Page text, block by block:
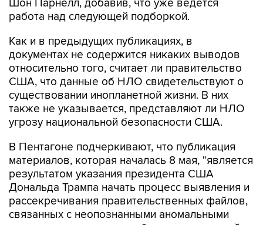
Как и в предыдущих публикациях, в
относительно того, считает ли правительство
США, что данные об НЛО свидетельствуют о
существовании инопланетной жизни. В них
также не указывается, представляют ли НЛО
угрозу национальной безопасности США.
В Пентагоне подчеркивают, что публикация
результатом указания президента США
Дональда Трампа начать процесс выявления и
рассекречивания правительственных файлов,
связанных с неопознанными аномальными
явлениями, в интересах обеспечения полной
прозрачности".